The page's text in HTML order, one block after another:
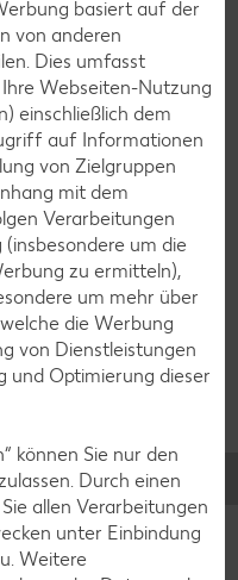
basiert auf der
von anderen
Dies umfasst
Webseiten-Nutzung
einschließlich dem
auf Informationen
von Zielgruppen
mit dem
Verarbeitungen
um die
zu ermitteln),
um mehr über
die Werbung
von Dienstleistungen
und Optimierung dieser
können Sie nur den
Durch einen
allen Verarbeitungen
unter Einbindung
Weitere